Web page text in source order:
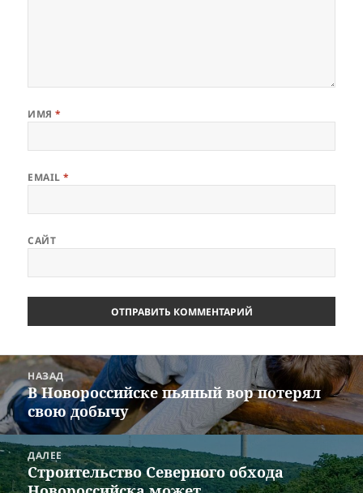
ИМЯ*
EMAIL*
САЙТ
Навигация
по
записям
НАЗАД
Предыдущая
запись:
В Новороссийске пьяный вор потерял
свою добычу
ДАЛЕЕ
Следующая
Строительство Северного обхода